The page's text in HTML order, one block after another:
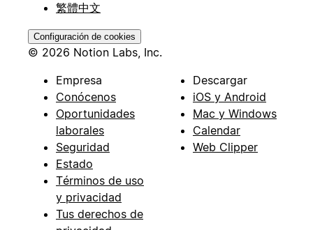
繁體中文
Configuración de cookies
© 2026 Notion Labs, Inc.
Empresa
Conócenos
Oportunidades
laborales
Seguridad
Estado
Términos de uso
y privacidad
Tus derechos de
Descargar
iOS y Android
Mac y Windows
Calendar
Web Clipper